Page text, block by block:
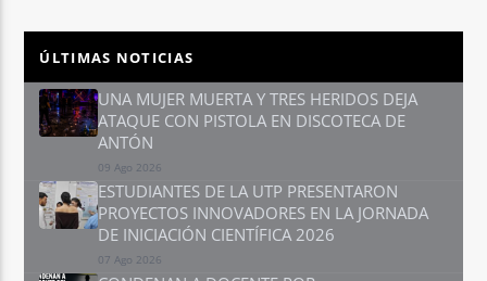
ÚLTIMAS NOTICIAS
UNA MUJER MUERTA Y TRES HERIDOS DEJA
ATAQUE CON PISTOLA EN DISCOTECA DE
ANTÓN
09 Ago 2026
ESTUDIANTES DE LA UTP PRESENTARON
PROYECTOS INNOVADORES EN LA JORNADA
DE INICIACIÓN CIENTÍFICA 2026
07 Ago 2026